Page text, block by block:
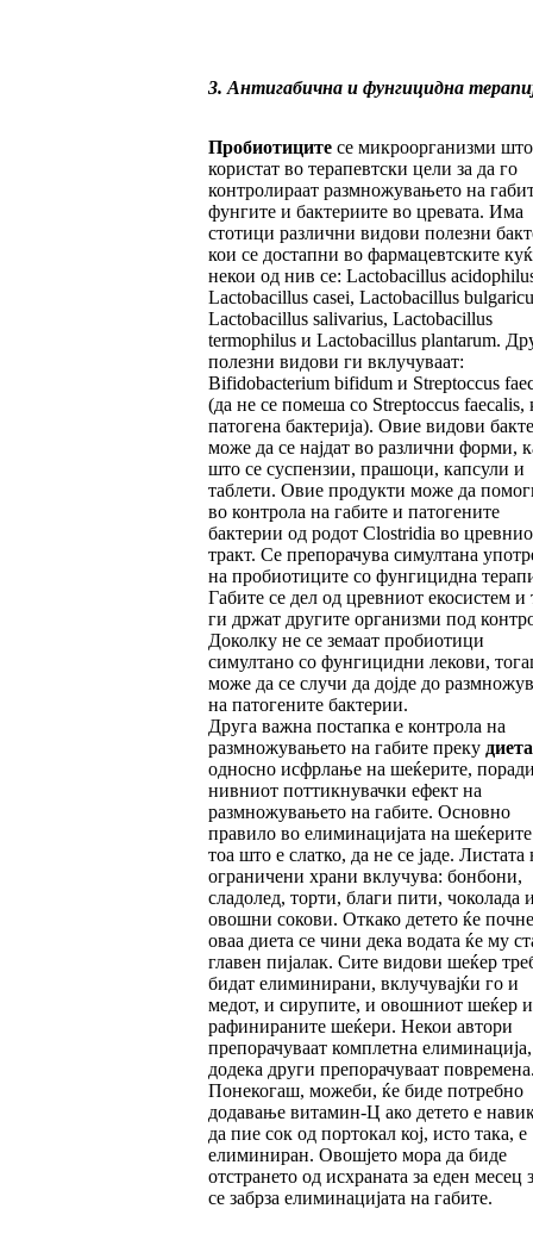
3. Антигабична и фунгицидна
Пробиотицитесе микроорганизми што
користат во терапевтски цели за да го
контролираат размножувањето на
фунгите и бактериите во цревата. Има
стотици различни видови полезни
кои се достапни во фармацевтските
некои од нив се: Lactobacillus
Lactobacillus casei, Lactobacillus
Lactobacillus salivarius, Lactobacillus
termophilus и Lactobacillus plantarum.
полезни видови ги вклучуваат:
Bifidobacterium bifidum и Streptoccus
(да не се помеша со Streptoccus faecalis,
патогена бактерија). Овие видови
може да се најдат во различни форми,
што се суспензии, прашоци, капсули и
таблети. Овие продукти може да
во контрола на габите и патогените
бактерии од родот Clostridia во
тракт. Се препорачува симултана
на пробиотиците со фунгицидна
Габите се дел од цревниот екосистем и
ги држат другите организми под
Доколку не се земаат пробиотици
симултано со фунгицидни лекови,
може да се случи да дојде до
на патогените бактерии.
Друга важна постапка е контрола на
размножувањето на габите преку диета
односно исфрлање на шеќерите,
нивниот поттикнувачки ефект на
размножувањето на габите. Основно
правило во елиминацијата на
тоа што е слатко, да не се јаде. Листата
ограничени храни вклучува: бонбони,
сладолед, торти, благи пити, чоколада
овошни сокови. Откако детето ќе
оваа диета се чини дека водата ќе му
главен пијалак. Сите видови шеќер
бидат елиминирани, вклучувајќи го и
медот, и сирупите, и овошниот шеќер и
рафинираните шеќери. Некои автори
препорачуваат комплетна елиминација,
додека други препорачуваат
Понекогаш, можеби, ќе биде потребно
додавање витамин-Ц ако детето е
да пие сок од портокал кој, исто така, е
елиминиран. Овошјето мора да биде
отстрането од исхраната за еден месец
се забрза елиминацијата на габите.